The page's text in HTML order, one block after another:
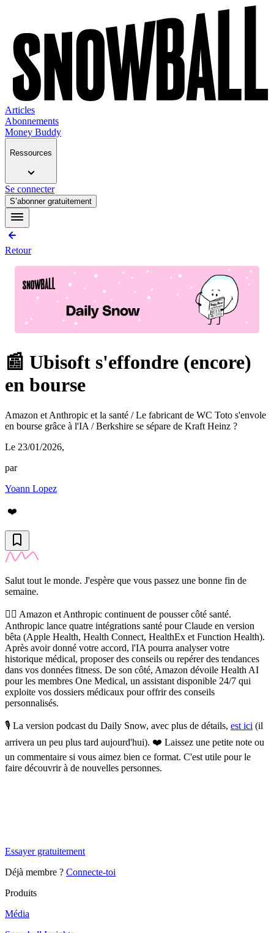
Articles
Abonnements
Money Buddy
Ressources
Se connecter
S’abonner gratuitement
Retour
📰 Ubisoft s'effondre (encore)
en bourse
Amazon et Anthropic et la santé / Le fabricant de WC Toto s'envole
en bourse grâce à l'IA / Berkshire se sépare de Kraft Heinz ?
Le 23/01/2026,
par
Yoann Lopez
❤️
Salut tout le monde. J'espère que vous passez une bonne fin de
semaine.
👩‍⚕️ Amazon et Anthropic continuent de pousser côté santé.
Anthropic lance quatre intégrations santé pour Claude en version
bêta (Apple Health, Health Connect, HealthEx et Function Health).
Après avoir donné votre accord, l'IA pourra analyser votre
historique médical, proposer des conseils ou repérer des tendances
dans vos données fitness. De son côté, Amazon dévoile Health AI
pour les membres One Medical, un assistant disponible 24/7 qui
exploite vos dossiers médicaux pour offrir des conseils
personnalisés.
🎙️ La version podcast du Daily Snow, avec plus de détails, est ici (il
arrivera un peu plus tard aujourd'hui). ❤️ Laissez une petite note ou
un commentaire si vous aimez bien ce format. C'est utile pour le
faire découvrir à de nouvelles personnes.
Essayer gratuitement
Déjà membre ? Connecte-toi
Produits
Média